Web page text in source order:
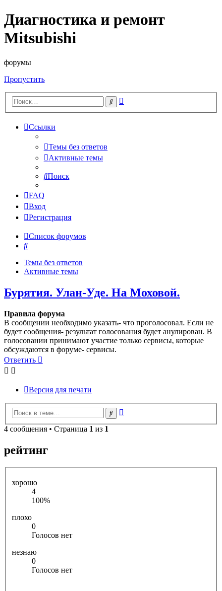
Диагностика и ремонт
Mitsubishi
форумы
Пропустить
Поиск
Ссылки
Темы без ответов
Активные темы
Поиск
FAQ
Вход
Регистрация
Список форумов
Поиск
Темы без ответов
Активные темы
Бурятия. Улан-Уде. На Моховой.
Правила форума
В сообщении необходимо указать- что проголосовал. Если не
будет сообщения- результат голосования будет анулирован. В
голосовании принимают участие только сервисы, которые
обсуждаются в форуме- сервисы.
Ответить
Версия для печати
Поиск
4 сообщения • Страница 1 из 1
рейтинг
хорошо
4
100%
плохо
0
Голосов нет
незнаю
0
Голосов нет